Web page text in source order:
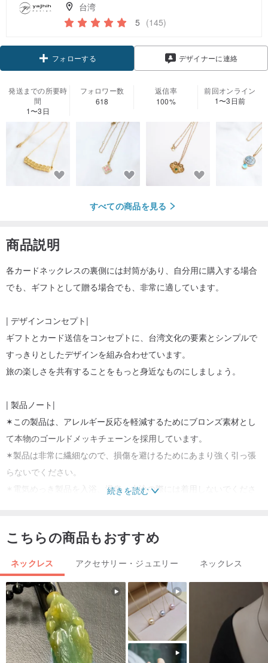
台湾
5 (145)
フォローする デザイナーに連絡
発送までの所要時
間
1〜3日
フォロワー数
618
返信率
100%
前回オンライン
1〜3日前
すべての商品を見る
商品説明
各カードネックレスの裏側には封筒があり、自分用に購入する場合
でも、ギフトとして贈る場合でも、非常に適しています。
| デザインコンセプト|
ギフトとカード送信をコンセプトに、台湾文化の要素とシンプルで
すっきりとしたデザインを組み合わせています。
旅の楽しさを共有することをもっと身近なものにしましょう。
| 製品ノート|
✶この製品は、アレルギー反応を軽減するためにブロンズ素材とし
て本物のゴールドメッキチェーンを採用しています。
✶製品は非常に繊細なので、損傷を避けるためにあまり強く引っ張
らないでください。
✶電気めっき製品を入浴、温泉、水泳の際には着用しないでくださ
ように、幼児や小さなお子様の手の届かないところに保管してくだ
| カラープラグしかぎ織りバッグ |
カードネックレスには包壁付きで、個人用としても、プレゼントし
てりおすすめです!
カードネックレス | デザインコンセプト
続きを読む
こちらの商品もおすすめ
ネックレス アクセサリー・ジュエリー ネックレス